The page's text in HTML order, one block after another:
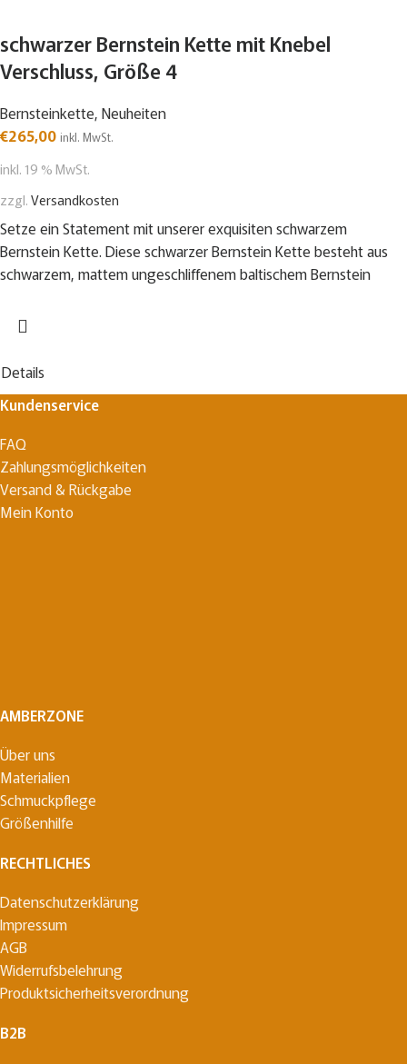
schwarzer Bernstein Kette mit Knebel
Verschluss, Größe 4
Bernsteinkette, Neuheiten
€265,00 inkl. MwSt.
inkl. 19 % MwSt.
zzgl.Versandkosten
Setze ein Statement mit unserer exquisiten schwarzem
Bernstein Kette. Diese schwarzer Bernstein Kette besteht aus
schwarzem, mattem ungeschliffenem baltischem Bernstein
Details
Kundenservice
FAQ
Zahlungsmöglichkeiten
Versand & Rückgabe
Mein Konto
AMBERZONE
Über uns
Materialien
Schmuckpflege
Größenhilfe
RECHTLICHES
Datenschutzerklärung
Impressum
AGB
Widerrufsbelehrung
Produktsicherheitsverordnung
B2B